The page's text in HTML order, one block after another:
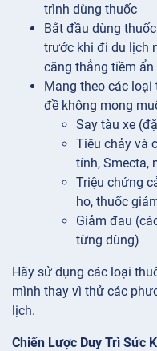
trình dùng thuốc
Bắt đầu dùng
trước khi đi du lịch
căng thẳng tiềm
Mang theo các
đề không mong
Say tàu xe
Tiêu chảy và
tính, Smecta,
Triệu chứng
ho, thuốc
Giảm đau
từng dùng)
Hãy sử dụng các loại
mình thay vì thử các
lịch.
Chiến Lược Duy Trì Sức